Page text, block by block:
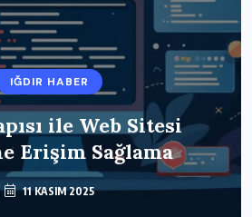
IĞDIR HABER
ile Web Sitesi
Erişim Sağlama
11 KASIM 2025